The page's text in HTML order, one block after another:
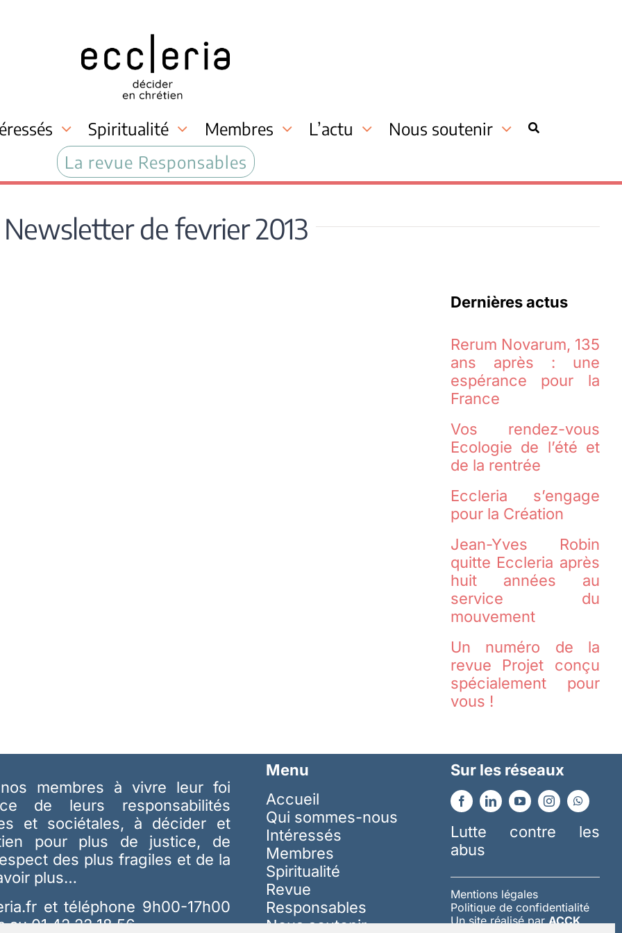
Spiritualité Membres L’actu
Nous soutenir
La revue Responsables
Newsletter de fevrier 2013
Dernières actus
Rerum Novarum, 135
ans après : une
espérance pour la
France
Vos rendez-vous
Ecologie de l’été et
de la rentrée
Eccleria s’engage
pour la Création
Jean-Yves Robin
quitte Eccleria après
huit années au
service du
mouvement
Un numéro de la
revue Projet conçu
spécialement pour
vous !
membres à vivre leur foi
de leurs responsabilités
et sociétales, à décider et
pour plus de justice, de
des plus fragiles et de la
plus…
et téléphone 9h00-17h00
au 01 42 22 18 56
Menu
Accueil
Qui sommes-nous
Intéressés
Membres
Spiritualité
Revue
Responsables
Nous soutenir
Sur les réseaux
Lutte contre les
abus
Mentions légales
Politique de confidentialité
Un site réalisé parACCK